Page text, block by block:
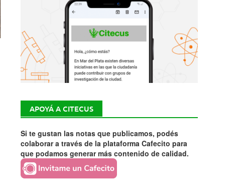
APOYÁ A CITECUS
Si te gustan las notas que publicamos, podés
colaborar a través de la plataforma Cafecito para
que podamos generar más contenido de calidad.